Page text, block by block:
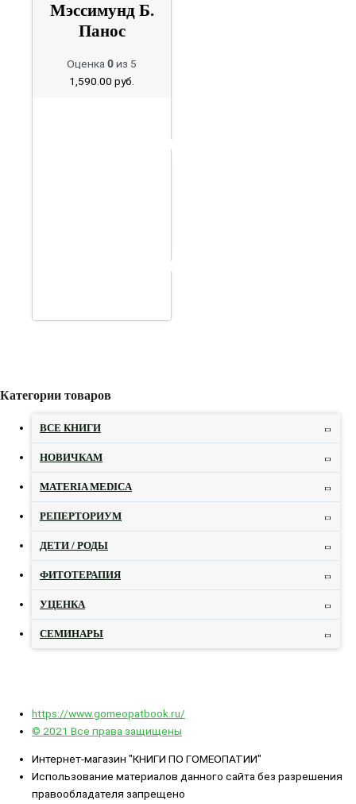
Категории товаров
ВСЕ КНИГИ
НОВИЧКАМ
MATERIA MEDICA
РЕПЕРТОРИУМ
ДЕТИ / РОДЫ
ФИТОТЕРАПИЯ
УЦЕНКА
СЕМИНАРЫ
Мэссимунд Б.
Панос
Оценка 0из 5
1,590.00 руб.
https://www.gomeopatbook.ru/
© 2021 Все права защищены
Интернет-магазин "КНИГИ ПО ГОМЕОПАТИИ"
Использование материалов данного сайта без разрешения
правообладателя запрещено